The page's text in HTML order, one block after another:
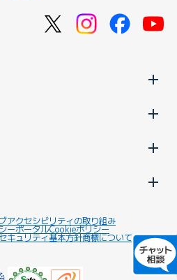
アクセシビリティの取り組み
ーポータルCookieポリシー
キュリティ基本方針商標について